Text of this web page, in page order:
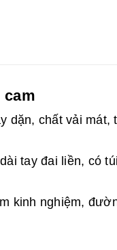
cam
chất vải mát,
tay đai liền, có
kinh nghiệm,